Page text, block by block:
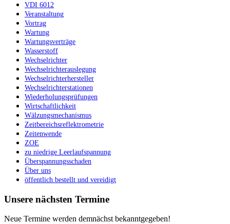
VDI 6012
Veranstaltung
Vortrag
Wartung
Wartungsverträge
Wasserstoff
Wechselrichter
Wechselrichterauslegung
Wechselrichterhersteller
Wechselrichterstationen
Wiederholungsprüfungen
Wirtschaftlichkeit
Wälzungsmechanismus
Zeitbereichsreflektrometrie
Zeitenwende
ZOE
zu niedrige Leerlaufspannung
Überspannungsschaden
Über uns
öffentlich bestellt und vereidigt
Unsere nächsten Termine
Neue Termine werden demnächst bekanntgegeben!